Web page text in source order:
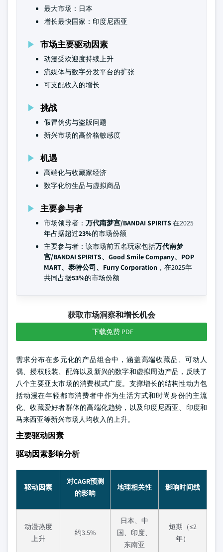
最大市场：日本
增长最快国家：印度尼西亚
市场主要驱动因素
动漫受欢迎度持续上升
流媒体与数字分发平台的扩张
可支配收入的增长
挑战
假冒伪劣与盗版问题
新兴市场的高价格敏感度
机遇
高端化与收藏家经济
数字化衍生品与虚拟商品
主要参与者
市场领导者： 万代南梦宫/BANDAI SPIRITS在2025
年占据超过23%的市场份额
主要参与者：该市场前五名玩家包括万代南梦
宫/BANDAI SPIRITS、Good Smile Company、POP
MART、泰特公司、Furry Corporation ，在2025年
共同占据53%的市场份额
获取市场洞察和增长机会
下载免费 PDF
需求分布在多元化的产品组合中，涵盖高端收藏品、可动人
偶、授权服装、配饰以及新兴的数字和虚拟周边产品，反映了
八个主要亚太市场的消费模式广度。支撑增长的结构性动力包
括动漫在年轻都市消费者中作为生活方式和时尚身份的主流
化、收藏爱好者群体的高端化趋势，以及印度尼西亚、印度和
马来西亚等新兴市场人均收入的上升。
主要驱动因素
驱动因素影响分析
驱动因素
对CAGR预测
的影响
地理相关性 影响时间线
动漫热度
上升
约3.5%
日本、中
国、印度、
东南亚
短期（≤2
年）